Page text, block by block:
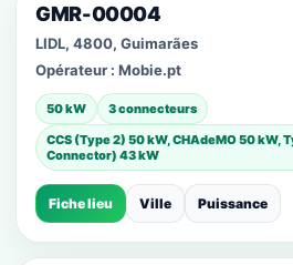
GMR-00004
LIDL, 4800, Guimarães
Opérateur : Mobie.pt
50 kW
3 connecteurs
CCS (Type 2) 50 kW, CHAdeMO 50 kW,
Connector) 43 kW
Fiche lieu Ville Puissance